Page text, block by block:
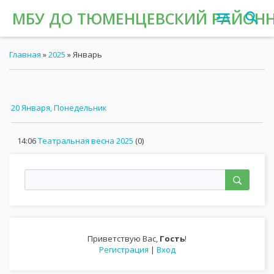
МБУ ДО ТЮМЕНЦЕВСКИЙ
Приветствую Вас, Гость!
Регистрация | Вход
Главная »2025 »Январь
20 Января, Понедельник
14:06Театральная весна 2025 (0)